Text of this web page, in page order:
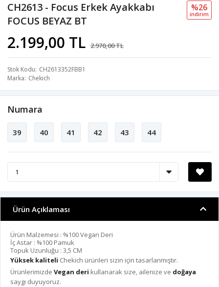
CH2613 - Focus Erkek Ayakkabı
FOCUS BEYAZ BT
2.199,00 TL 2.970,00 TL
%26
i̇ndi̇ri̇m
Stok Kodu CH2613352FBB1
Marka Chekich
Numara
39 40 41 42 43 44
Ürün Açıklaması
Ürün Malzemesi : %100 Vegan Deri
İç Astar : %100 Pamuk
Topuk Uzunluğu : 3,5 CM
Yüksek kaliteli Chekich ürünleri sizin için tasarlanmıştır.
Ürünlerimizde Vegan deri kullanarak size, ailenize ve doğaya
saygı duyuyoruz.